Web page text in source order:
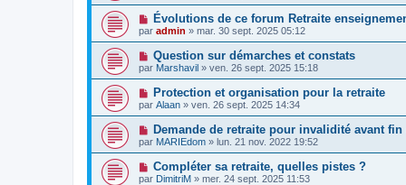
Évolutions de ce forum Retraite
par admin » mar. 30 sept. 2025 05:12
Question sur démarches et constats
par Marshavil » ven. 26 sept. 2025 15:18
Protection et organisation pour la retraite
par Alaan » ven. 26 sept. 2025 14:34
Demande de retraite pour invalidité avant fin
par MARIEdom » lun. 21 nov. 2022 19:52
Compléter sa retraite, quelles pistes ?
par DimitriM » mer. 24 sept. 2025 11:53